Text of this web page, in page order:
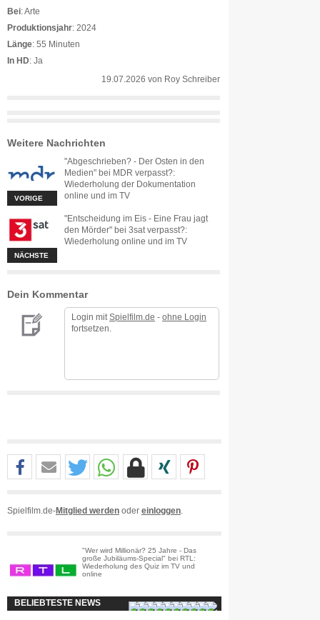
Bei: Arte
Produktionsjahr: 2024
Länge: 55 Minuten
In HD: Ja
19.07.2026 von Roy Schreiber
Weitere Nachrichten
VORIGE
"Abgeschrieben? - Der Osten in den
Medien" bei MDR verpasst?:
Wiederholung der Dokumentation
online und im TV
NÄCHSTE
"Entscheidung im Eis - Eine Frau jagt
den Mörder" bei 3sat verpasst?:
Wiederholung online und im TV
Dein Kommentar
Login mit Spielfilm.de - ohne Login
fortsetzen.
Spielfilm.de-Mitglied werden oder einloggen
"Wer wird Millionär? 25 Jahre - Das
große Jubiläums-Special" bei RTL:
Wiederholung des Quiz im TV und
online
BELIEBTESTE NEWS